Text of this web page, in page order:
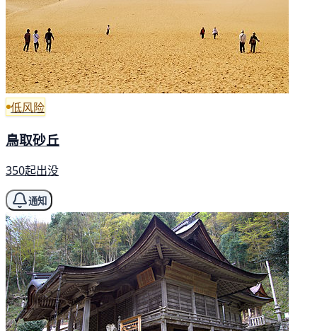
低风险
鳥取砂丘
350起出没
通知